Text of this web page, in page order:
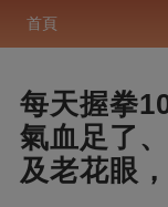
首頁
每天握拳
氣血足了
及老花眼